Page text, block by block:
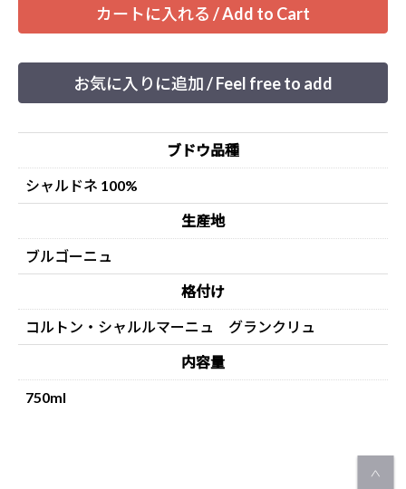
カートに入れる / Add to Cart
お気に入りに追加 / Feel free to add
ブドウ品種
シャルドネ 100%
生産地
ブルゴーニュ
格付け
コルトン・シャルルマーニュ グランクリュ
内容量
750ml